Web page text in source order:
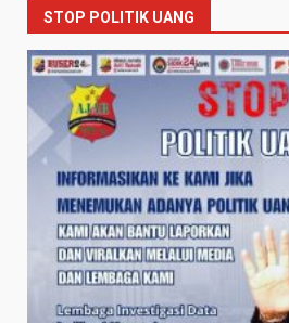
STOP POLITIK UANG